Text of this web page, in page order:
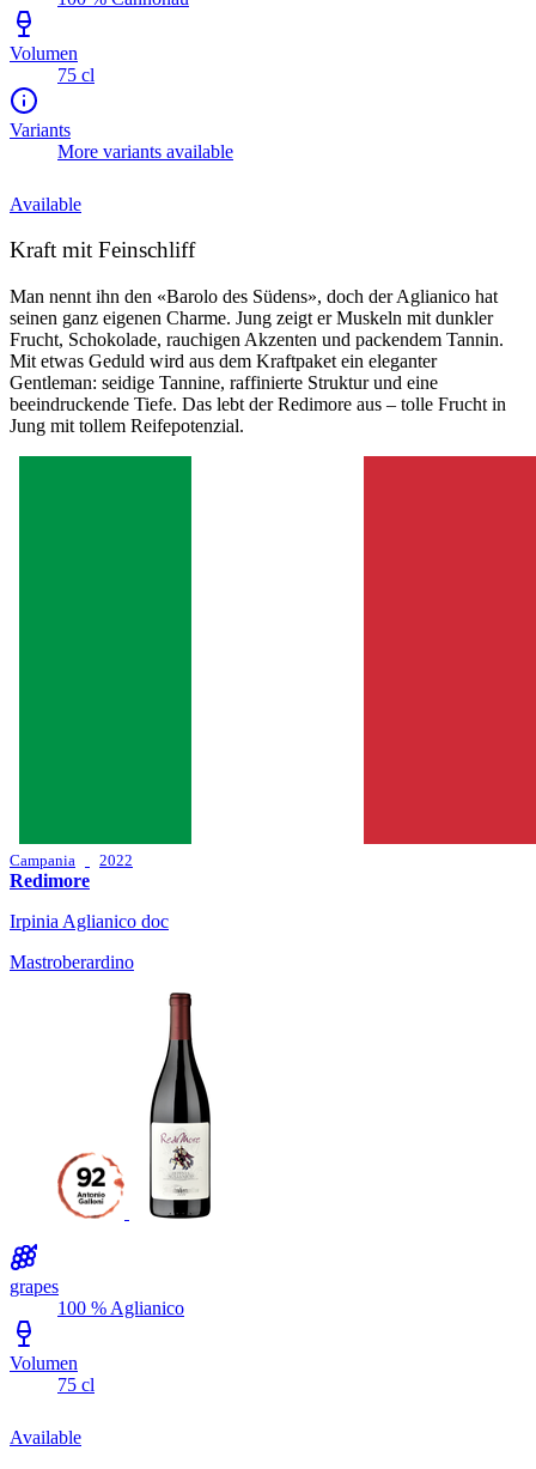
Volumen
75 cl
Variants
More variants available
Available
Kraft mit Feinschliff
Man nennt ihn den «Barolo des Südens», doch der Aglianico hat
seinen ganz eigenen Charme. Jung zeigt er Muskeln mit dunkler
Frucht, Schokolade, rauchigen Akzenten und packendem Tannin.
Mit etwas Geduld wird aus dem Kraftpaket ein eleganter
Gentleman: seidige Tannine, raffinierte Struktur und eine
beeindruckende Tiefe. Das lebt der Redimore aus – tolle Frucht in
Jung mit tollem Reifepotenzial.
Campania 2022
Redimore
Irpinia Aglianico doc
Mastroberardino
grapes
100 % Aglianico
Volumen
75 cl
Available